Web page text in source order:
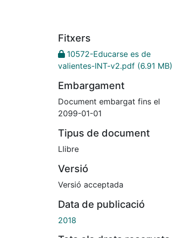
Fitxers
10572-Educarse es de
valientes-INT-v2.pdf (6.91 MB)
Embargament
Document embargat fins el
2099-01-01
Tipus de document
Llibre
Versió
Versió acceptada
Data de publicació
2018